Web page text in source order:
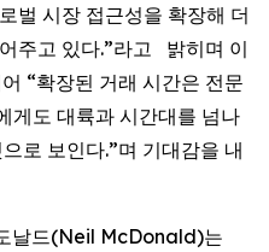
벌 시장 접근성을 확장해 더
주고 있다.”라고 밝히며 이
“확장된 거래 시간은 전문
게도 대륙과 시간대를 넘나
로 보인다.”며 기대감을 내
날드(Neil McDonald)는